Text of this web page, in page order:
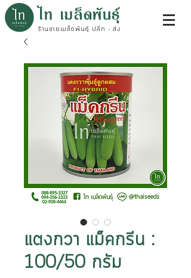
ไท เมล็ดพันธุ์
ร้านขายเมล็ดพันธุ์ ปลีก - ส่ง
แตงกวา แม็คกรีน :
100/50 กรัม